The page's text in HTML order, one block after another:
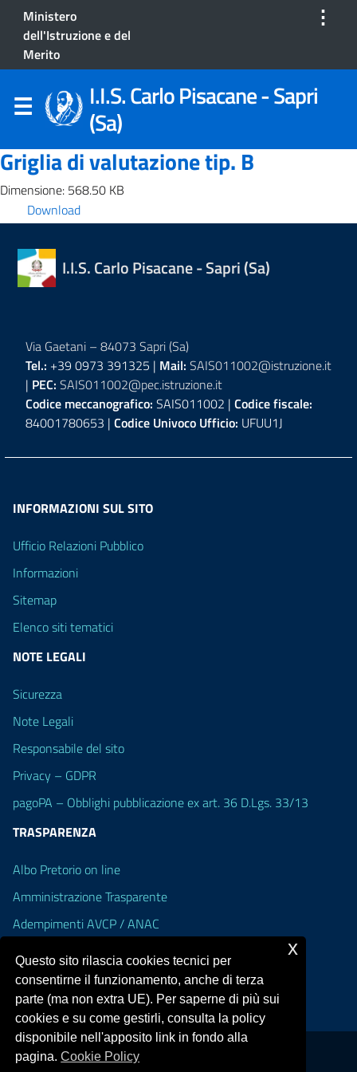
Ministero
dell'Istruzione e del
Merito
⋮
I.I.S. Carlo Pisacane - Sapri
(Sa)
Griglia di valutazione tip. B
Dimensione: 568.50 KB
Download
I.I.S. Carlo Pisacane - Sapri (Sa)
Via Gaetani – 84073 Sapri (Sa)
Tel.: +39 0973 391325 | Mail: SAIS011002@istruzione.it
| PEC: SAIS011002@pec.istruzione.it
Codice meccanografico: SAIS011002 | Codice fiscale:
84001780653 | Codice Univoco Ufficio: UFUU1J
INFORMAZIONI SUL SITO
Ufficio Relazioni Pubblico
Informazioni
Sitemap
Elenco siti tematici
NOTE LEGALI
Sicurezza
Note Legali
Responsabile del sito
Privacy – GDPR
pagoPA – Obblighi pubblicazione ex art. 36 D.Lgs. 33/13
TRASPARENZA
Albo Pretorio on line
Amministrazione Trasparente
Adempimenti AVCP / ANAC
Dichiarazione di accessibilità
Portale realizzato con la piattaforma
Questo sito rilascia cookies tecnici per
consentirne il funzionamento, anche di terza
parte (ma non extra UE). Per saperne di più sui
cookies e su come gestirli, consulta la policy
disponibile nell'apposito link in fondo alla
pagina.Cookie Policy
x